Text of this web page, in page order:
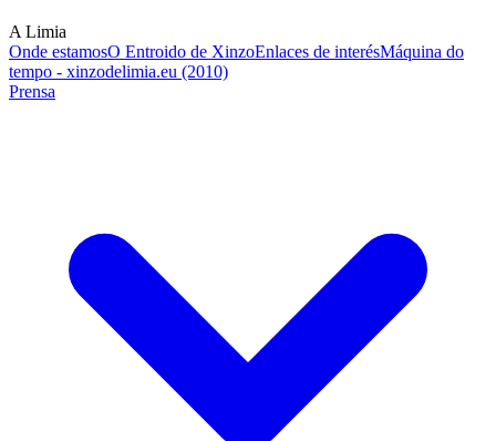
A Limia
Onde estamosO Entroido de XinzoEnlaces de interésMáquina do
tempo - xinzodelimia.eu (2010)
Prensa